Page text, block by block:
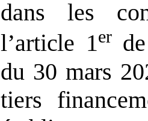
dans les
l’article 1er
du 30 mars
tiers